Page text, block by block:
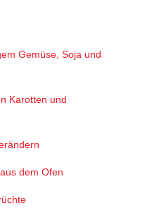
Gemüse, Soja und
Karotten und
dem Ofen